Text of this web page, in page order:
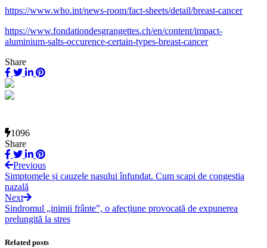
https://www.who.int/news-room/fact-sheets/detail/breast-cancer
https://www.fondationdesgrangettes.ch/en/content/impact-
aluminium-salts-occurence-certain-types-breast-cancer
Share
1096
Share
Previous
Simptomele și cauzele nasului înfundat. Cum scapi de congestia
nazală
Next
Sindromul „inimii frânte”, o afecțiune provocată de expunerea
prelungită la stres
Related posts